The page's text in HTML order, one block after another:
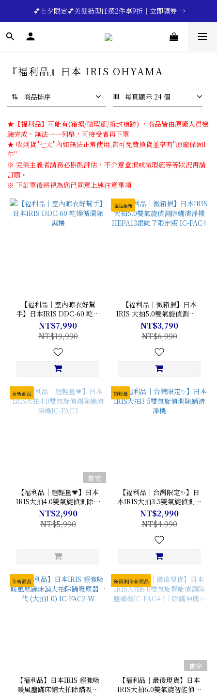
🔥💪My Superdad😍｜全館領券享9折｜立即領券 →
💕七夕限定💕美髮造型任選2件享9折｜立即領券 →
一分鐘登錄保固 | 買得安心又放心🔥▸▸
『福利品』日本 IRIS OHYAMA
商品排序 每頁顯示 24 個
★【福利品】可能有(箱損/微瑕疵/拆封痕跡) ，商品皆由原廠人員檢
驗完成，無法一一列舉，可接受者再下單
★ 收到貨''七天''內如無法正常使用,皆可免費換貨並享有''原廠保固1
年''
※ 完美主義者請務必斟酌評估，不介意盒損或微瑕疵等等狀況再請
訂購。
※ 下訂單後將視為您已同意上述注意事項
【福利品｜室內晾衣好幫
手】日本IRIS DDC-60 乾燥
循環除濕機
NT$7,990
NT$19,990
商品全新
【福利品｜微箱損】日本
IRIS 大拍5.0雙氣旋偵測除蟎
清淨機 HEPA13銀離子限定
版 IC-FAC4
NT$3,790
NT$6,990
全新商品
售完
【福利品｜超輕量💗】日本
IRIS大拍4.0雙氣旋偵測除蟎
清淨機IC-FAC3
NT$2,990
NT$5,990
超輕量
【福利品｜台灣限定✨】日
本IRIS大拍3.5雙氣旋偵測除
蟎清淨機
NT$2,990
NT$4,990
全新商品
【福利品】日本IRIS 超強吸
暖風塵蹣床舖大拍除蹣吸塵
僅箱損|全新商品
售完
【福利品｜最後現貨】日本
IRIS大拍6.0雙氣旋智能偵測